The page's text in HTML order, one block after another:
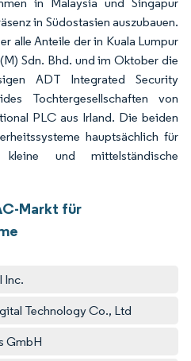
in Südostasien auszubauen.
alle Anteile der in Kuala Lumpur
Sdn. Bhd. und im Oktober die
ADT Integrated Security
Tochtergesellschaften von
PLC aus Irland. Die beiden
hauptsächlich für
kleine und mittelständische
Markt für
Inc.
Technology Co., Ltd
GmbH